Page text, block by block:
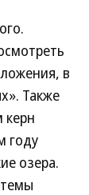
в
Также
керн
году
озера.